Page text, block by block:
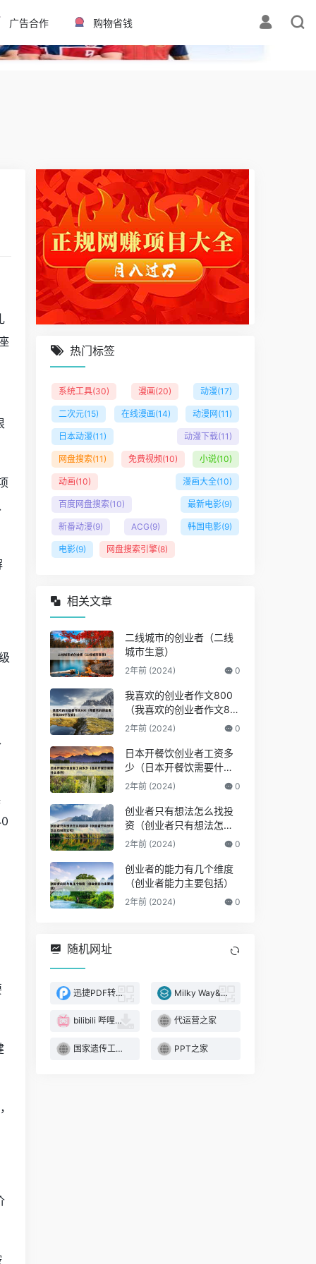
✕
广告合作 购物省钱
热门标签
系统工具(30) 漫画(20) 动漫(17)
二次元(15) 在线漫画(14) 动漫网 (11)
日本动漫(11) 动漫下载(11)
网盘搜索(11) 免费视频(10) 小说(10)
动画(10) 漫画大全(10)
百度网盘搜索(10) 最新电影(9)
新番动漫(9) ACG(9) 韩国电影(9)
电影(9) 网盘搜索引擎(8)
相关文章
二线城市的创业者（二线
城市生意）
2年前 (2024) 0
我喜欢的创业者作文800
（我喜欢的创业者作文80
0字左右）
2年前 (2024) 0
日本开餐饮创业者工资多
少（日本开餐饮需要什么
条件）
2年前 (2024) 0
创业者只有想法怎么找投
资（创业者只有想法怎么
找投资公司）
2年前 (2024) 0
创业者的能力有几个维度
（创业者能力主要包括）
2年前 (2024) 0
随机网址
迅捷PDF转换器 Milky Way&微信分身
bilibili 哔哩哔哩下载助手 代运营之家
国家遗传工程小鼠 PPT之家